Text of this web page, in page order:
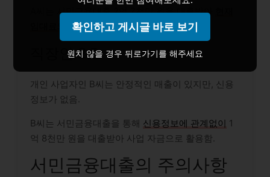
A씨는 서민금융대출 2억 7천만 원을 대출받아
임대료와 비슷한 금액의 상환을 함.
직장인 2호
개인 사업자인 B씨는 안정적인 매출이 있지만, 신용
정보가 없음.
B씨는 서민금융대출을 통해 신용정보에 관계없이 1
억 8천만 원을 대출받아 사업 자금으로 활용함.
서민금융대출의 주의사항
확인하고 게시글 바로 보기
원치 않을 경우 뒤로가기를 해주세요